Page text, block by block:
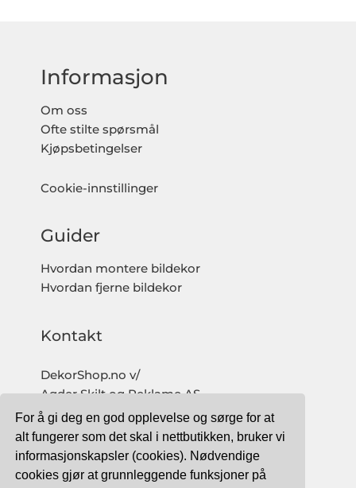
For å gi deg en god opplevelse og sørge for at
alt fungerer som det skal i nettbutikken, bruker vi
informasjonskapsler (cookies). Nødvendige
cookies gjør at grunnleggende funksjoner på
Informasjon
Om oss
Ofte stilte spørsmål
Kjøpsbetingelser
Cookie-innstillinger
Guider
Hvordan montere bildekor
Hvordan fjerne bildekor
Kontakt
DekorShop.no v/
Agder Skilt og Reklame AS
Org. nr: 997 633 016 MVA
salg@dekorshop.no
Tlf: 959 32 123